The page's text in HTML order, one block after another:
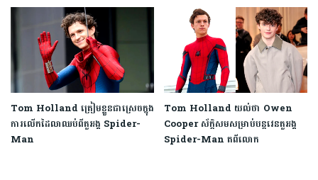
Tom Holland យល់ថា Owen
Cooper ស័ក្តិសមសម្រាប់បន្តវេនតួអង្គ
Spider-Man តពីលោក
Tom Holland ត្រៀមខ្លួនជាស្រេចក្នុង
ការលើកដៃលាឈប់ពីតួអង្គ Spider-
Man